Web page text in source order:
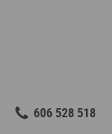
606 528 518